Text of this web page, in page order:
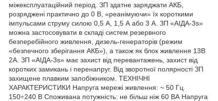
міжексплуатаційний період. ЗП здатне заряджати АКБ,
розряджені практично до 0 В, «реанімуючи» їх короткими
імпульсами струму силою 0,5 А, 1,5 А або 3 А. ЗП «АІДА-3s»
можна застосовувати в складі систем резервного
безперебійного живлення, дизель-генераторів (режим
«безпечного зберігання АКБ»), а також як блок живлення 13В
2А. ЗП «АІДА-3s» має захист від перевантажень, захист від
коротких замикань і перенапруг. Від зворотної полярності ЗП
захищене плавким запобіжником. ТЕХНІЧНІ
ХАРАКТЕРИСТИКИ Напруга мережі живлення: ~ 50 Гц
150÷240 В Споживана потужність: не більш ніж 60 ВА Напруга